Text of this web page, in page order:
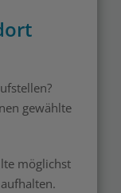
gewählte
möglichst